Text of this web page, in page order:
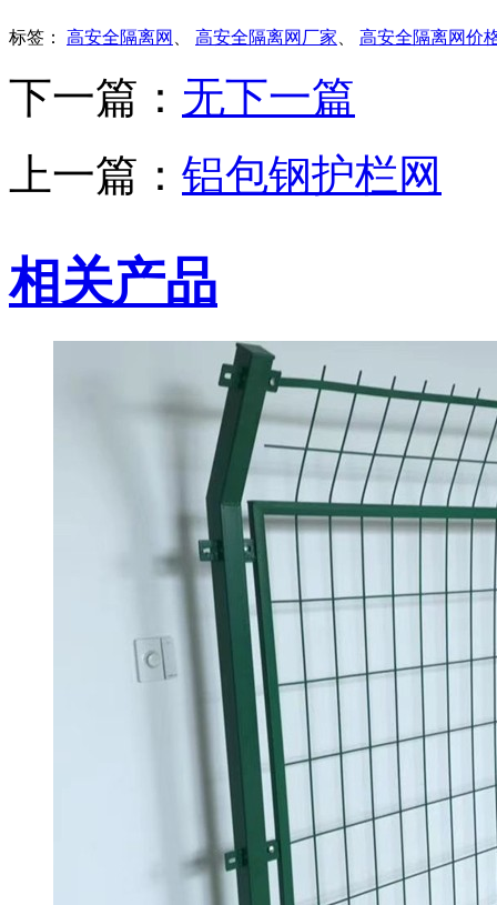
标签： 高安全隔离网 、 高安全隔离网厂家、 高安全隔离网价
下一篇： 无下一篇
上一篇： 铝包钢护栏网
相关产品